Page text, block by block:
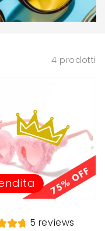
4 prodotti
5 reviews